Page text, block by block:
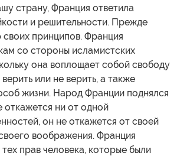
страну, Франция ответила
и решительности. Прежде
своих принципов. Франция
со стороны исламистских
она воплощает собой свободу
или не верить, а также
жизни. Народ Франции поднялся
откажется ни от одной
он не откажется от своей
воображения. Франция
прав человека, которые были